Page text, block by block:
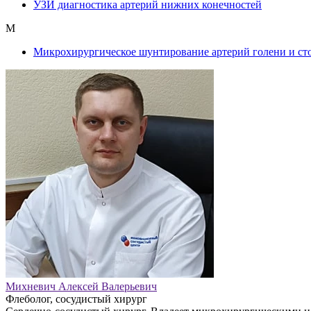
УЗИ диагностика артерий нижних конечностей
М
Микрохирургическое шунтирование артерий голени и
Михневич Алексей Валерьевич
Флеболог, сосудистый хирург